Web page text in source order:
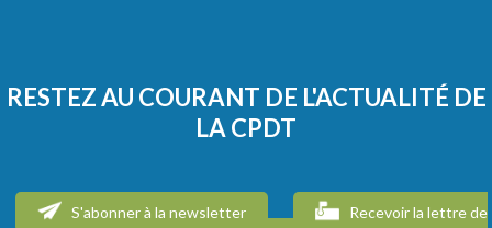
RESTEZ AU COURANT DE L'ACTUALITÉ DE
LA CPDT
S'abonner à la newsletter
Recevoir la lettre de